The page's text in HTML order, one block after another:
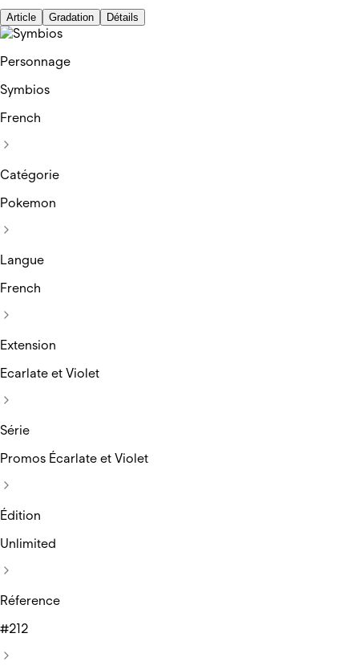
Article Gradation Détails
Personnage
Symbios
French
Catégorie
Pokemon
Langue
French
Extension
Ecarlate et Violet
Série
Promos Écarlate et Violet
Édition
Unlimited
Réference
#212